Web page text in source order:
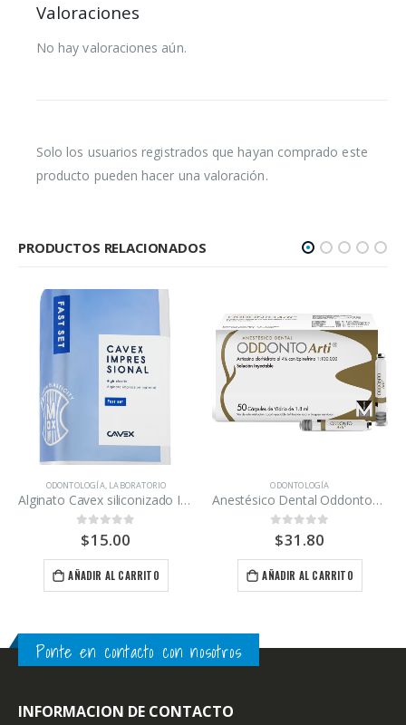
Valoraciones
No hay valoraciones aún.
Solo los usuarios registrados que hayan comprado este
producto pueden hacer una valoración.
PRODUCTOS RELACIONADOS
ODONTOLOGÍA
ODONTOLOGÍA, LABORATORIO
Alginato Cavex siliconizado Impressional en gelificación normal y rapido
0out of 5
$15.00
AÑADIR AL CARRITO
ODONTOLOGÍA
Anestésico Dental Oddontoarti 50 cartuchos
0out of 5
$31.80
AÑADIR AL CARRITO
Ponte en contacto con nosotros
INFORMACION DE CONTACTO